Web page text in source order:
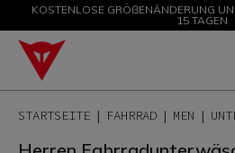
SALE BIS ZU -50 % –
KOSTENLOSE GRÖßENÄNDERUNG
15 TAGEN
STARTSEITE FAHRRAD MEN